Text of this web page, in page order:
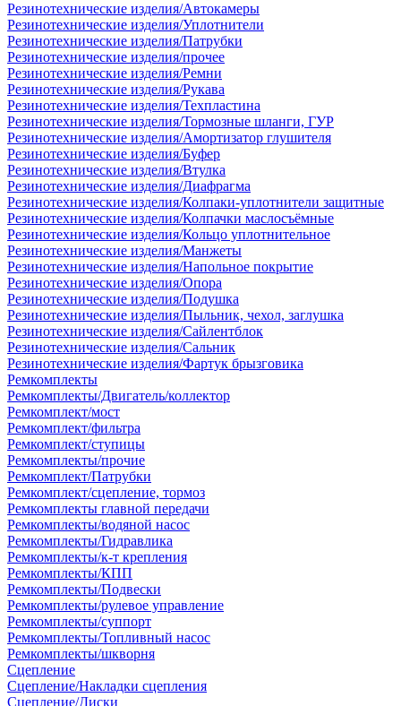
Резинотехнические изделия/Автокамеры
Резинотехнические изделия/Уплотнители
Резинотехнические изделия/Патрубки
Резинотехнические изделия/прочее
Резинотехнические изделия/Ремни
Резинотехнические изделия/Рукава
Резинотехнические изделия/Техпластина
Резинотехнические изделия/Тормозные шланги, ГУР
Резинотехнические изделия/Амортизатор глушителя
Резинотехнические изделия/Буфер
Резинотехнические изделия/Втулка
Резинотехнические изделия/Диафрагма
Резинотехнические изделия/Колпаки-уплотнители защитные
Резинотехнические изделия/Колпачки маслосъёмные
Резинотехнические изделия/Кольцо уплотнительное
Резинотехнические изделия/Манжеты
Резинотехнические изделия/Напольное покрытие
Резинотехнические изделия/Опора
Резинотехнические изделия/Подушка
Резинотехнические изделия/Пыльник, чехол, заглушка
Резинотехнические изделия/Сайлентблок
Резинотехнические изделия/Сальник
Резинотехнические изделия/Фартук брызговика
Ремкомплекты
Ремкомплекты/Двигатель/коллектор
Ремкомплект/мост
Ремкомплект/фильтра
Ремкомплект/ступицы
Ремкомплекты/прочие
Ремкомплект/Патрубки
Ремкомплект/сцепление, тормоз
Ремкомплекты главной передачи
Ремкомплекты/водяной насос
Ремкомплекты/Гидравлика
Ремкомплекты/к-т крепления
Ремкомплекты/КПП
Ремкомплекты/Подвески
Ремкомплекты/рулевое управление
Ремкомплекты/суппорт
Ремкомплекты/Топливный насос
Ремкомплекты/шкворня
Сцепление
Сцепление/Накладки сцепления
Сцепление/Диски